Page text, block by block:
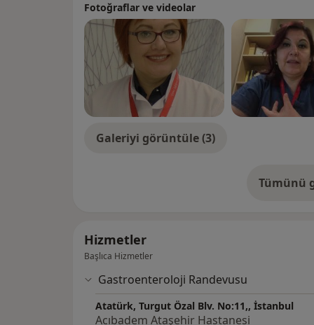
Fotoğraflar ve videolar
Galeriyi görüntüle (3)
Tümünü
Hizmetler
Başlıca Hizmetler
Gastroenteroloji Randevusu
Atatürk, Turgut Özal Blv. No:11,, İstanbul
Acıbadem Ataşehir Hastanesi